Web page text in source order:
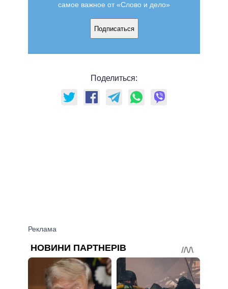
самое важное от «Слово и дело»
Подписаться
Поделиться: